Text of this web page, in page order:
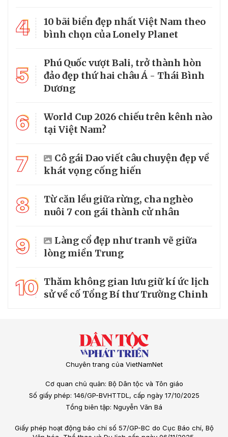
4
10 bãi biển đẹp nhất Việt Nam theo
bình chọn của Lonely Planet
5
Phú Quốc vượt Bali, trở thành hòn
đảo đẹp thứ hai châu Á - Thái Bình
Dương
6
World Cup 2026 chiếu trên kênh nào
tại Việt Nam?
7
Cô gái Dao viết câu chuyện đẹp về
khát vọng cống hiến
8
Từ căn lều giữa rừng, cha nghèo
nuôi 7 con gái thành cử nhân
9
Làng cổ đẹp như tranh vẽ giữa
lòng miền Trung
10 Thăm không gian lưu giữ kí ức lịch
sử về cố Tổng Bí thư Trường Chinh
Chuyên trang của VietNamNet
Cơ quan chủ quản: Bộ Dân tộc và Tôn giáo
Số giấy phép: 146/GP-BVHTTDL, cấp ngày 17/10/2025
Tổng biên tập: Nguyễn Văn Bá
Giấy phép hoạt động báo chí số 57/GP-BC do Cục Báo chí, Bộ